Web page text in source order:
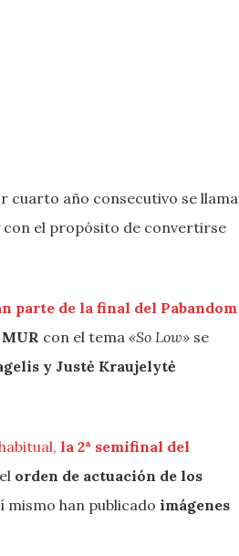
cuarto año consecutivo se llama
con el propósito de convertirse
parte de la final del Pabandom
con el tema «So Low» se
y Justė Kraujelytė
la 2ª semifinal del
orden de actuación de los
mismo han publicado imágenes